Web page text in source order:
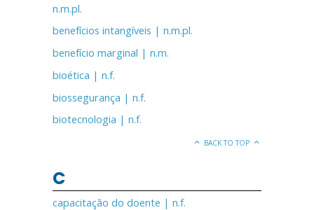
n.m.pl.
benefícios intangíveis | n.m.pl.
benefício marginal | n.m.
bioética | n.f.
biossegurança | n.f.
biotecnologia | n.f.
BACK TO TOP
C
capacitação do doente | n.f.